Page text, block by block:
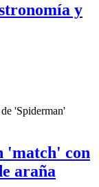
y
'match' con
araña